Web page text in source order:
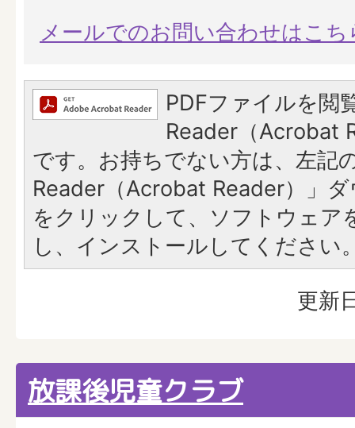
メールでのお問い合わせはこち
PDFファイルを閲
Reader（Acrobat
です。お持ちでない方は、左記
Reader（Acrobat Reader）」
をクリックして、ソフトウェア
し、インストールしてください
更新
放課後児童クラブ